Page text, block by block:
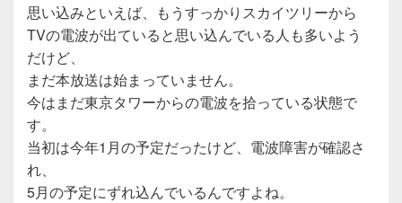
思い込みといえば、もうすっかりスカイツリーから
TVの電波が出ていると思い込んでいる人も多いよう
だけど、
まだ本放送は始まっていません。
今はまだ東京タワーからの電波を拾っている状態で
す。
当初は今年1月の予定だったけど、電波障害が確認さ
れ、
5月の予定にずれ込んでいるんですよね。